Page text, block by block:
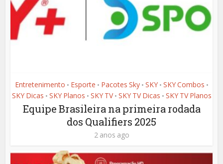
Entretenimento • Esporte • Pacotes Sky • SKY • SKY Combos •
SKY Dicas • SKY Planos • SKY TV • SKY TV Dicas • SKY TV Planos
Equipe Brasileira na primeira rodada
dos Qualifiers 2025
2 anos ago